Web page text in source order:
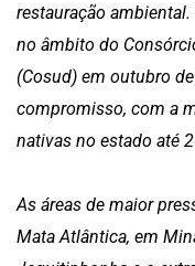
restauração
no âmbito do
(Cosud) em outubro
compromisso, com a
nativas no estado até
As áreas de maior
Mata Atlântica, em